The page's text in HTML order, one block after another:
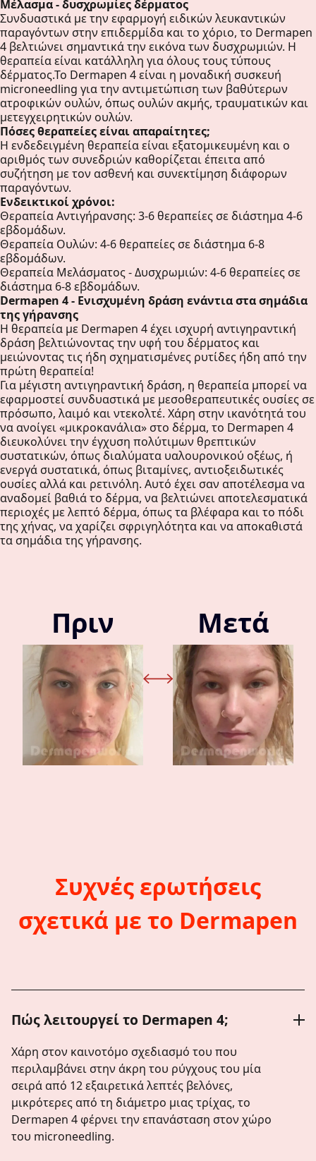
Μέλασμα - δυσχρωμίες δέρματος
Συνδυαστικά με την εφαρμογή ειδικών λευκαντικών
παραγόντων στην επιδερμίδα και το χόριο, το Dermapen
4 βελτιώνει σημαντικά την εικόνα των δυσχρωμιών. Η
θεραπεία είναι κατάλληλη για όλους τους τύπους
δέρματος.Το Dermapen 4 είναι η μοναδική συσκευή
microneedling για την αντιμετώπιση των βαθύτερων
ατροφικών ουλών, όπως ουλών ακμής, τραυματικών και
μετεγχειρητικών ουλών.
Πόσες θεραπείες είναι απαραίτητες;
Η ενδεδειγμένη θεραπεία είναι εξατομικευμένη και ο
αριθμός των συνεδριών καθορίζεται έπειτα από
συζήτηση με τον ασθενή και συνεκτίμηση διάφορων
παραγόντων.
Ενδεικτικοί χρόνοι:
Θεραπεία Αντιγήρανσης: 3-6 θεραπείες σε διάστημα 4-6
εβδομάδων.
Θεραπεία Ουλών: 4-6 θεραπείες σε διάστημα 6-8
εβδομάδων.
Θεραπεία Μελάσματος - Δυσχρωμιών: 4-6 θεραπείες σε
διάστημα 6-8 εβδομάδων.
Dermapen 4 - Ενισχυμένη δράση ενάντια στα σημάδια
της γήρανσης
Η θεραπεία με Dermapen 4 έχει ισχυρή αντιγηραντική
δράση βελτιώνοντας την υφή του δέρματος και
μειώνοντας τις ήδη σχηματισμένες ρυτίδες ήδη από την
πρώτη θεραπεία!
Για μέγιστη αντιγηραντική δράση, η θεραπεία μπορεί να
εφαρμοστεί συνδυαστικά με μεσοθεραπευτικές ουσίες σε
πρόσωπο, λαιμό και ντεκολτέ. Χάρη στην ικανότητά του
να ανοίγει «μικροκανάλια» στο δέρμα, το Dermapen 4
διευκολύνει την έγχυση πολύτιμων θρεπτικών
συστατικών, όπως διαλύματα υαλουρονικού οξέως, ή
ενεργά συστατικά, όπως βιταμίνες, αντιοξειδωτικές
ουσίες αλλά και ρετινόλη. Αυτό έχει σαν αποτέλεσμα να
αναδομεί βαθιά το δέρμα, να βελτιώνει αποτελεσματικά
περιοχές με λεπτό δέρμα, όπως τα βλέφαρα και το πόδι
της χήνας, να χαρίζει σφριγηλότητα και να αποκαθιστά
τα σημάδια της γήρανσης.
Πριν Μετά
Συχνές ερωτήσεις
σχετικά με το Dermapen
Πώς λειτουργεί το Dermapen 4;
Χάρη στον καινοτόμο σχεδιασμό του που
περιλαμβάνει στην άκρη του ρύγχους του μία
σειρά από 12 εξαιρετικά λεπτές βελόνες,
μικρότερες από τη διάμετρο μιας τρίχας, το
Dermapen 4 φέρνει την επανάσταση στον χώρο
του microneedling.